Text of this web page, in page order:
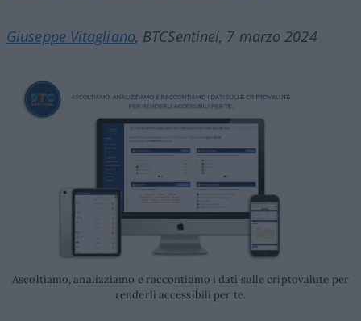
Giuseppe Vitagliano, BTCSentinel, 7 marzo 2024
Ascoltiamo, analizziamo e raccontiamo i dati sulle criptovalute per
renderli accessibili per te.